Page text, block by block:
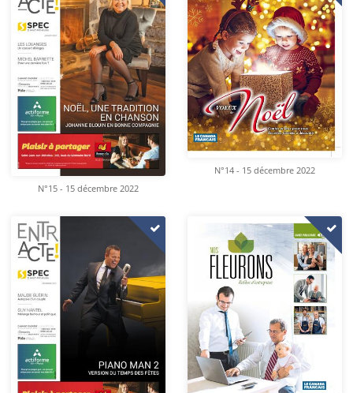
N°15 - 15 décembre 2022
N°14 - 15 décembre 2022